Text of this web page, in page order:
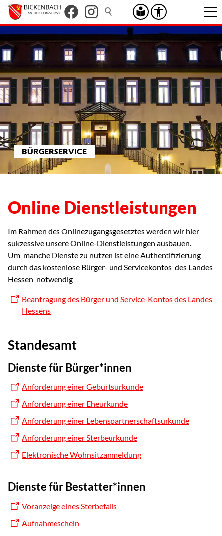
BÜRGERSERVICE
Online Dienstleistungen
Im Rahmen des Onlinezugangsgesetztes werden wir hier
sukzessive unsere Online-Dienstleistungen ausbauen.
Um manche Dienste zu nutzen ist eine Authentifizierung
durch das kostenlose Bürger- und Servicekontos des Landes
Hessen notwendig
Beantragung des Bürger und Service-Kontos des Landes
Hessens
Standesamt
Dienste für Bürger*innen
Anforderung einer Geburtsurkunde
Anforderung einer Eheurkunde
Anforderung einer Lebenspartnerschaftsurkunde
Anforderung einer Sterbeurkunde
Elektronische Wohnsitzanmeldung
Dienste für Bestatter*innen
Voranzeige eines Sterbefalls
Aufnahmeschein